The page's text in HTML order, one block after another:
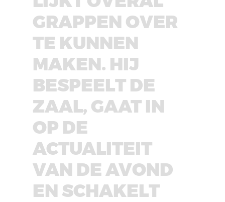
GRAPPEN OVER
TE KUNNEN
MAKEN. HIJ
BESPEELT DE
ZAAL, GAAT IN
OP DE
ACTUALITEIT
VAN DE AVOND
EN SCHAKELT